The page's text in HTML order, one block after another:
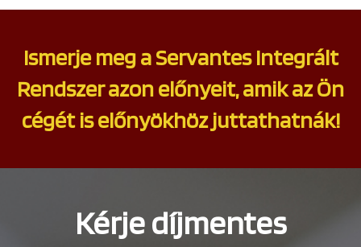
Ismerje meg a Servantes Integrált
Rendszer azon előnyeit, amik az Ön
cégét is előnyökhöz juttathatnák!
Kérje díjmentes